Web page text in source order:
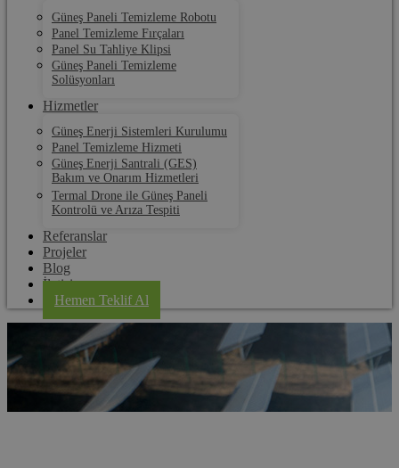
Güneş Paneli Temizleme Robotu
Panel Temizleme Fırçaları
Panel Su Tahliye Klipsi
Güneş Paneli Temizleme
Solüsyonları
Hizmetler
Güneş Enerji Sistemleri Kurulumu
Panel Temizleme Hizmeti
Güneş Enerji Santrali (GES)
Bakım ve Onarım Hizmetleri
Termal Drone ile Güneş Paneli
Kontrolü ve Arıza Tespiti
Referanslar
Projeler
Blog
İletişim
Hemen Teklif Al